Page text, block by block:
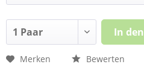
In den
Merken Bewerten